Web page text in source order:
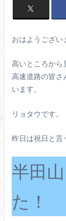
おはようござい
高いところから
高速道路の皆さ
います。
リョタウです。
昨日は祝日と言
半田
た！